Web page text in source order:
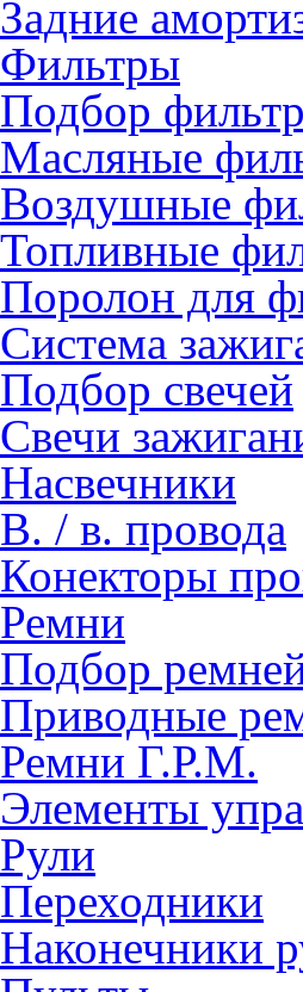
Задние
Фильтры
Подбор
Масляные
Воздушные
Топливные
Поролон для
Система
Подбор свечей
Свечи
Насвечники
В. / в. провода
Конекторы
Ремни
Подбор
Приводные
Ремни Г.Р.М.
Элементы
Рули
Переходники
Наконечники